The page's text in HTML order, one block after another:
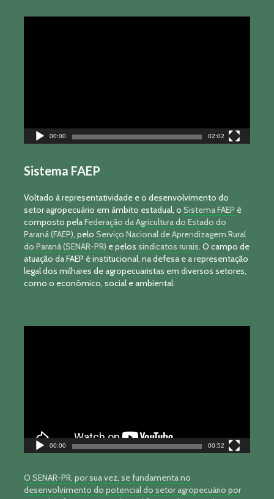
00:00 02:02
Sistema FAEP
Voltado à representatividade e o desenvolvimento do
setor agropecuário em âmbito estadual, o Sistema FAEP é
composto pelaFederação da Agricultura do Estado do
Paraná (FAEP), pelo Serviço Nacional de Aprendizagem Rural
do Paraná (SENAR-PR) e pelos sindicatos rurais. O campo de
atuação da FAEP é institucional, na defesa e a representação
legal dos milhares de agropecuaristas em diversos setores,
como o econômico, social e ambiental.
00:00 00:52
O SENAR-PR, por sua vez, se fundamenta no
desenvolvimento do potencial do setor agropecuário por